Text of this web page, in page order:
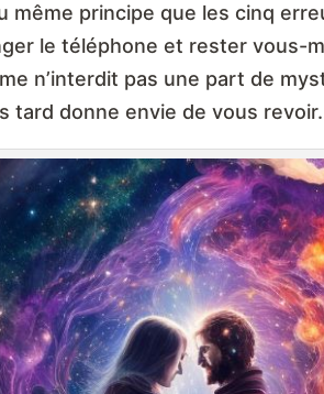
même principe que les cinq
le téléphone et rester
n’interdit pas une part de
tard donne envie de vous revoir.